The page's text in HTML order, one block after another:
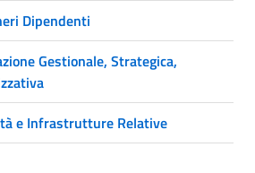
Dipendenti
Gestionale, Strategica,
e Infrastrutture Relative